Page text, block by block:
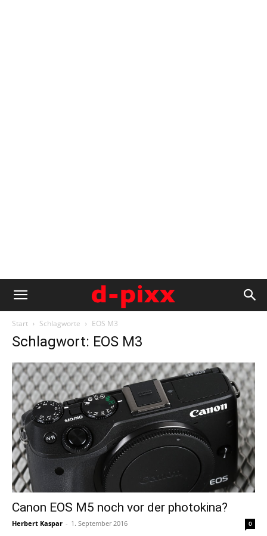
Start Schlagworte EOS M3
Schlagwort: EOS M3
Canon EOS M5 noch vor der photokina?
Herbert Kaspar - 1. September 2016 0